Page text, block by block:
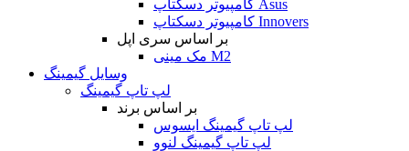
کامپیوتر دسکتاپ Asus
کامپیوتر دسکتاپ Innovers
بر اساس سری اپل
مک مینی M2
وسایل گیمینگ
لپ تاپ گیمینگ
بر اساس برند
لپ تاپ گیمینگ ایسوس
لپ تاپ گیمینگ لنوو